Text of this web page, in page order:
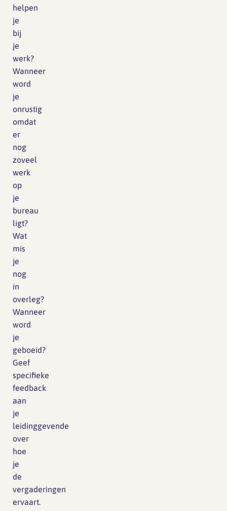
helpen
je
bij
je
werk?
Wanneer
word
je
onrustig
omdat
er
nog
zoveel
werk
op
je
bureau
ligt?
Wat
mis
je
nog
in
overleg?
Wanneer
word
je
geboeid?
Geef
specifieke
feedback
aan
je
leidinggevende
over
hoe
je
de
vergaderingen
ervaart.